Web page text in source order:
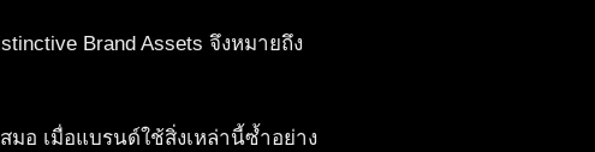
Brand Assets จึงหมายถึง
อ เมื่อแบรนด์ใช้สิ่งเหล่านี้ซ้ำอย่าง